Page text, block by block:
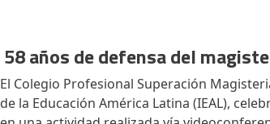
58 años de defensa del
El Colegio Profesional Superación
de la Educación América Latina (IEAL),